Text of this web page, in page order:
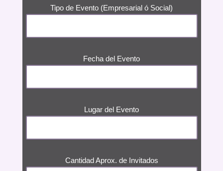
Tipo de Evento (Empresarial ó Social)
Fecha del Evento
Lugar del Evento
Cantidad Aprox. de Invitados